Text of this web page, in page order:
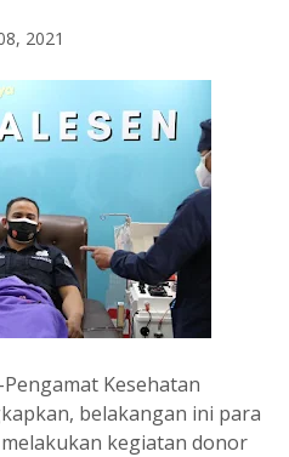
2021
Kesehatan
belakangan ini para
kegiatan donor